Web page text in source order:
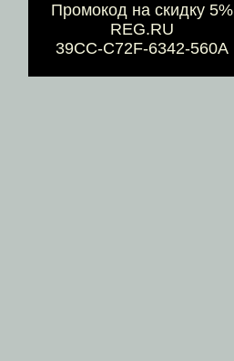
Промокод на скидку 5%
REG.RU
39CC-C72F-6342-560A